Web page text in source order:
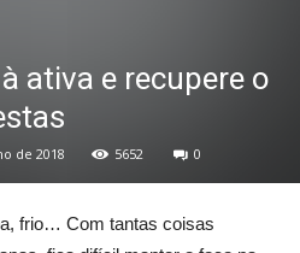
ativa e recupere o
de 2018 5652 0
frio… Com tantas coisas